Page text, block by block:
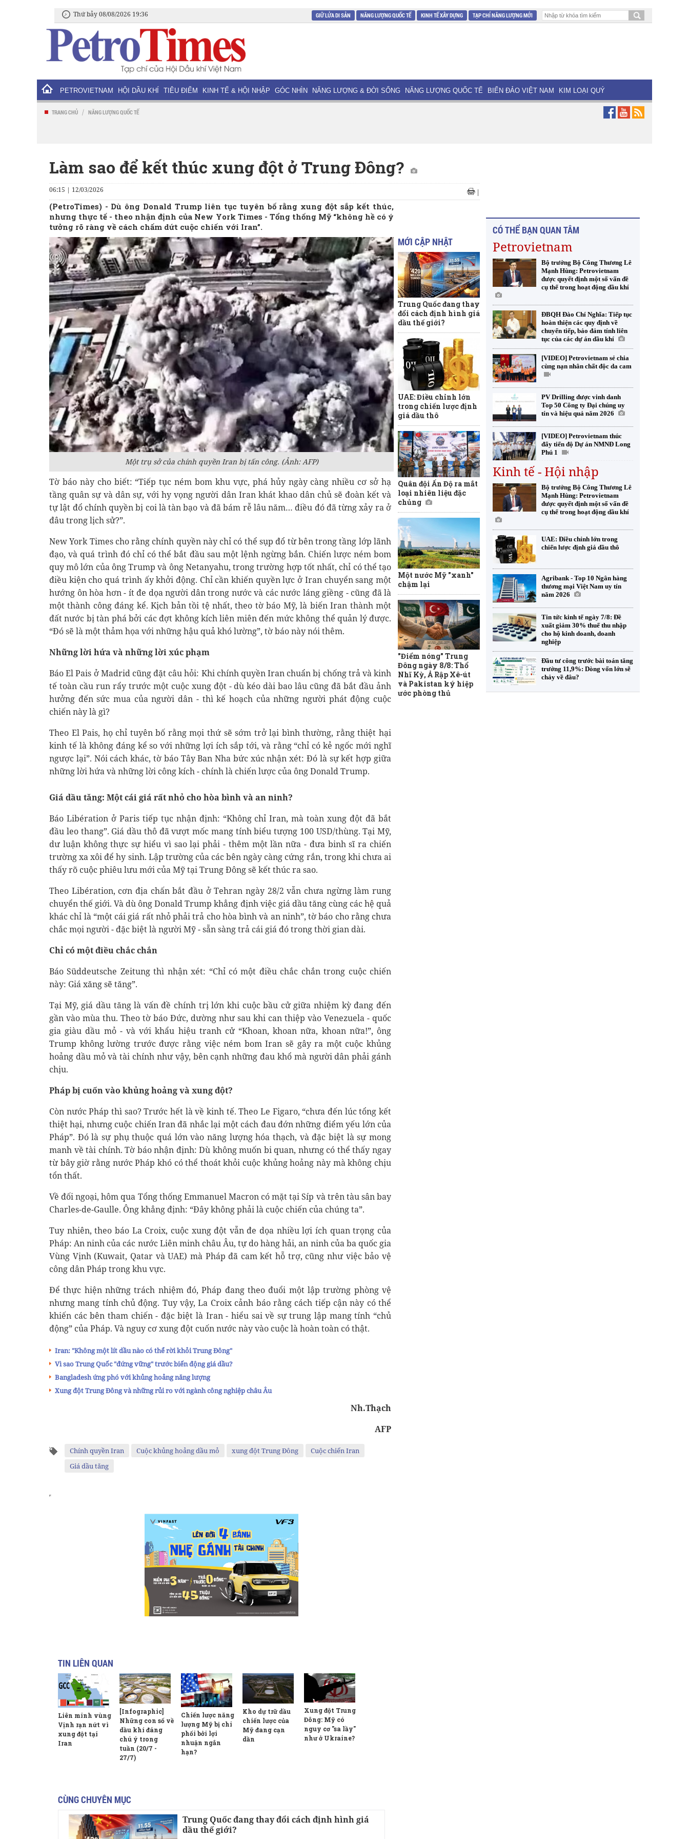
Thứ bảy 08/08/2026 19:36 GIỮ LỬA DI SẢN NĂNG LƯỢNG QUỐC TẾ KINH TẾ XÂY DỰNG TẠP CHÍ NĂNG LƯỢNG MỚI
PETROVIETNAM HỘI DẦU KHÍ TIÊU ĐIỂM KINH TẾ & HỘI NHẬP GÓC NHÌN NĂNG LƯỢNG & ĐỜI SỐNG NĂNG LƯỢNG QUỐC TẾ BIỂN ĐẢO VIỆT NAM KIM LOẠI QUÝ
TRANG CHỦ / NĂNG LƯỢNG QUỐC TẾ
Làm sao để kết thúc xung đột ở Trung Đông?
06:15 | 12/03/2026 |
(PetroTimes) - Dù ông Donald Trump liên tục tuyên bố rằng xung đột sắp kết thúc,
nhưng thực tế - theo nhận định của New York Times - Tổng thống Mỹ “không hề có ý
tưởng rõ ràng về cách chấm dứt cuộc chiến với Iran”.
Một trụ sở của chính quyền Iran bị tấn công. (Ảnh: AFP)
Tờ báo này cho biết: “Tiếp tục ném bom khu vực, phá hủy ngày càng nhiều cơ sở hạ
tầng quân sự và dân sự, với hy vọng người dân Iran khát khao dân chủ sẽ đoàn kết và
tự lật đổ chính quyền bị coi là tàn bạo và đã bám rễ lâu năm… điều đó đã từng xảy ra ở
đâu trong lịch sử?”.
New York Times cho rằng chính quyền này chỉ có thể sụp đổ từ bên trong tầng lớp lãnh
đạo, và quá trình đó chỉ có thể bắt đầu sau một lệnh ngừng bắn. Chiến lược ném bom
quy mô lớn của ông Trump và ông Netanyahu, trong trường hợp tốt nhất, chỉ có thể tạo
điều kiện cho quá trình ấy khởi động. Chỉ cần khiến quyền lực ở Iran chuyển sang một
hướng ôn hòa hơn - ít đe dọa người dân trong nước và các nước láng giềng - cũng đã là
một thành công đáng kể. Kịch bản tồi tệ nhất, theo tờ báo Mỹ, là biến Iran thành một
đất nước bị tàn phá bởi các đợt không kích liên miên đến mức không thể quản lý được.
“Đó sẽ là một thảm họa với những hậu quả khó lường”, tờ báo này nói thêm.
Những lời hứa và những lời xúc phạm
Báo El Pais ở Madrid cũng đặt câu hỏi: Khi chính quyền Iran chuẩn bị chống trả và kinh
tế toàn cầu run rẩy trước một cuộc xung đột - dù kéo dài bao lâu cũng đã bắt đầu ảnh
hưởng đến sức mua của người dân - thì kế hoạch của những người phát động cuộc
chiến này là gì?
Theo El Pais, họ chỉ tuyên bố rằng mọi thứ sẽ sớm trở lại bình thường, rằng thiệt hại
kinh tế là không đáng kể so với những lợi ích sắp tới, và rằng “chỉ có kẻ ngốc mới nghĩ
ngược lại”. Nói cách khác, tờ báo Tây Ban Nha bức xúc nhận xét: Đó là sự kết hợp giữa
những lời hứa và những lời công kích - chính là chiến lược của ông Donald Trump.
Giá dầu tăng: Một cái giá rất nhỏ cho hòa bình và an ninh?
Báo Libération ở Paris tiếp tục nhận định: “Không chỉ Iran, mà toàn xung đột đã bắt
đầu leo thang”. Giá dầu thô đã vượt mốc mang tính biểu tượng 100 USD/thùng. Tại Mỹ,
dư luận không thực sự hiểu vì sao lại phải - thêm một lần nữa - đưa binh sĩ ra chiến
trường xa xôi để hy sinh. Lập trường của các bên ngày càng cứng rắn, trong khi chưa ai
thấy rõ cuộc phiêu lưu mới của Mỹ tại Trung Đông sẽ kết thúc ra sao.
Theo Libération, cơn địa chấn bắt đầu ở Tehran ngày 28/2 vẫn chưa ngừng làm rung
chuyển thế giới. Và dù ông Donald Trump khẳng định việc giá dầu tăng cùng các hệ quả
khác chỉ là “một cái giá rất nhỏ phải trả cho hòa bình và an ninh”, tờ báo cho rằng chưa
chắc mọi người - đặc biệt là người Mỹ - sẵn sàng trả cái giá đó trong thời gian dài.
Chỉ có một điều chắc chắn
Báo Süddeutsche Zeitung thì nhận xét: “Chỉ có một điều chắc chắn trong cuộc chiến
này: Giá xăng sẽ tăng”.
Tại Mỹ, giá dầu tăng là vấn đề chính trị lớn khi cuộc bầu cử giữa nhiệm kỳ đang đến
gần vào mùa thu. Theo tờ báo Đức, dường như sau khi can thiệp vào Venezuela - quốc
gia giàu dầu mỏ - và với khẩu hiệu tranh cử “Khoan, khoan nữa, khoan nữa!”, ông
Trump không lường trước được rằng việc ném bom Iran sẽ gây ra một cuộc khủng
hoảng dầu mỏ và tài chính như vậy, bên cạnh những đau khổ mà người dân phải gánh
chịu.
Pháp bị cuốn vào khủng hoảng và xung đột?
Còn nước Pháp thì sao? Trước hết là về kinh tế. Theo Le Figaro, “chưa đến lúc tổng kết
thiệt hại, nhưng cuộc chiến Iran đã nhắc lại một cách đau đớn những điểm yếu lớn của
Pháp”. Đó là sự phụ thuộc quá lớn vào năng lượng hóa thạch, và đặc biệt là sự mong
manh về tài chính. Tờ báo nhận định: Dù không muốn bi quan, nhưng có thể thấy ngay
từ bây giờ rằng nước Pháp khó có thể thoát khỏi cuộc khủng hoảng này mà không chịu
tổn thất.
Về đối ngoại, hôm qua Tổng thống Emmanuel Macron có mặt tại Síp và trên tàu sân bay
Charles-de-Gaulle. Ông khẳng định: “Đây không phải là cuộc chiến của chúng ta”.
Tuy nhiên, theo báo La Croix, cuộc xung đột vẫn đe dọa nhiều lợi ích quan trọng của
Pháp: An ninh của các nước Liên minh châu Âu, tự do hàng hải, an ninh của ba quốc gia
Vùng Vịnh (Kuwait, Qatar và UAE) mà Pháp đã cam kết hỗ trợ, cũng như việc bảo vệ
công dân Pháp trong khu vực.
Để thực hiện những trách nhiệm đó, Pháp đang theo đuổi một lập trường phòng vệ
nhưng mang tính chủ động. Tuy vậy, La Croix cảnh báo rằng cách tiếp cận này có thể
khiến các bên tham chiến - đặc biệt là Iran - hiểu sai về sự trung lập mang tính “chủ
động” của Pháp. Và nguy cơ xung đột cuốn nước này vào cuộc là hoàn toàn có thật.
Iran: "Không một lít dầu nào có thể rời khỏi Trung Đông"
Vì sao Trung Quốc "đứng vững" trước biến động giá dầu?
Bangladesh ứng phó với khủng hoảng năng lượng
Xung đột Trung Đông và những rủi ro với ngành công nghiệp châu Âu
Nh.Thạch
AFP
Chính quyền Iran Cuộc khủng hoảng dầu mỏ xung đột Trung Đông
Cuộc chiến Iran
Giá dầu tăng
TIN LIÊN QUAN
Liên minh vùng
Vịnh rạn nứt vì
xung đột tại
Iran
[Infographic]
Những con số về
dầu khí đáng
chú ý trong
tuần (20/7 -
27/7)
Chiến lược năng
lượng Mỹ bị chi
phối bởi lợi
nhuận ngắn
hạn?
Kho dự trữ dầu
chiến lược của
Mỹ đang cạn
dần
Xung đột Trung
Đông: Mỹ có
nguy cơ "sa lầy"
như ở Ukraine?
CÙNG CHUYÊN MỤC
Trung Quốc đang thay đổi cách định hình giá
dầu thế giới?
MỚI CẬP NHẬT
Trung Quốc đang thay
đổi cách định hình giá
dầu thế giới?
UAE: Điều chỉnh lớn
trong chiến lược định
giá dầu thô
Quân đội Ấn Độ ra mắt
loại nhiên liệu đặc
chủng
Một nước Mỹ "xanh"
chậm lại
"Điểm nóng" Trung
Đông ngày 8/8: Thổ
Nhĩ Kỳ, Ả Rập Xê-út
và Pakistan ký hiệp
ước phòng thủ
CÓ THỂ BẠN QUAN TÂM
Petrovietnam
Bộ trưởng Bộ Công Thương Lê
Mạnh Hùng: Petrovietnam
được quyết định một số vấn đề
cụ thể trong hoạt động dầu khí
ĐBQH Đào Chí Nghĩa: Tiếp tục
hoàn thiện các quy định về
chuyển tiếp, bảo đảm tính liên
tục của các dự án dầu khí
[VIDEO] Petrovietnam sẻ chia
cùng nạn nhân chất độc da cam
PV Drilling được vinh danh
Top 50 Công ty Đại chúng uy
tín và hiệu quả năm 2026
[VIDEO] Petrovietnam thúc
đẩy tiến độ Dự án NMNĐ Long
Phú 1
Kinh tế - Hội nhập
Bộ trưởng Bộ Công Thương Lê
Mạnh Hùng: Petrovietnam
được quyết định một số vấn đề
cụ thể trong hoạt động dầu khí
UAE: Điều chỉnh lớn trong
chiến lược định giá dầu thô
Agribank - Top 10 Ngân hàng
thương mại Việt Nam uy tín
năm 2026
Tin tức kinh tế ngày 7/8: Đề
xuất giảm 30% thuế thu nhập
cho hộ kinh doanh, doanh
nghiệp
Đầu tư công trước bài toán tăng
trưởng 11,9%: Dòng vốn lớn sẽ
chảy về đâu?